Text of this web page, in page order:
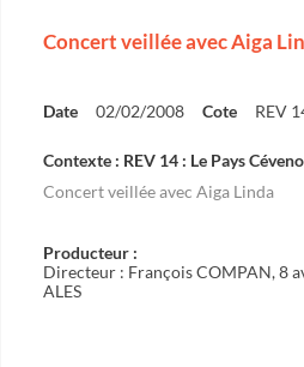
Concert veillée avec Aiga
Date 02/02/2008 Cote REV
Contexte : REV 14 : Le Pays
Concert veillée avec Aiga Linda
Producteur :
Directeur : François COMPAN, 8
ALES